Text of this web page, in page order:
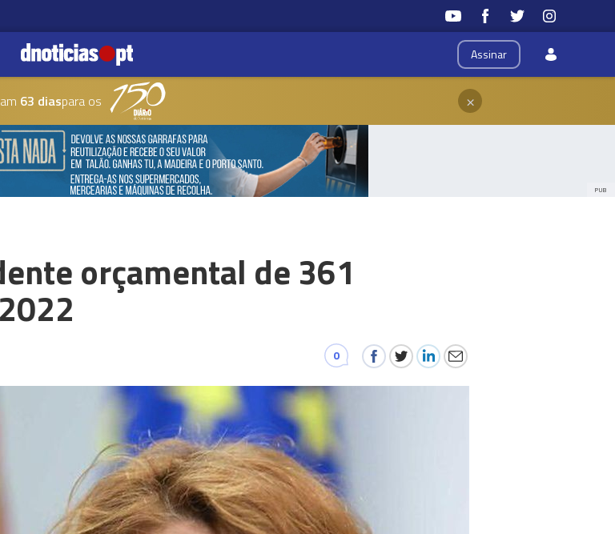
Assinar
63 diaspara os ×
PUB
orçamental de 361
0